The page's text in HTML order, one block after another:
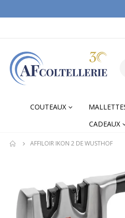
COUTEAUX
CADEAUX
AFFILOIR IKON 2 DE WUSTHOF
end